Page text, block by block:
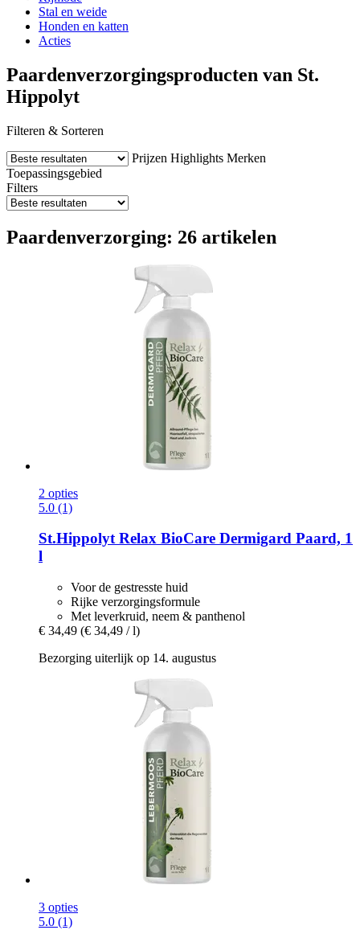
Stal en weide
Honden en katten
Acties
Paardenverzorgingsproducten van St.
Hippolyt
Filteren & Sorteren
Prijzen Highlights Merken
Toepassingsgebied
Filters
Paardenverzorging: 26 artikelen
2 opties
5.0 (1)
St.HippolytRelax BioCare Dermigard Paard, 1
l
Voor de gestresste huid
Rijke verzorgingsformule
Met leverkruid, neem & panthenol
€ 34,49 (€ 34,49 / l)
Bezorging uiterlijk op 14. augustus
3 opties
5.0 (1)